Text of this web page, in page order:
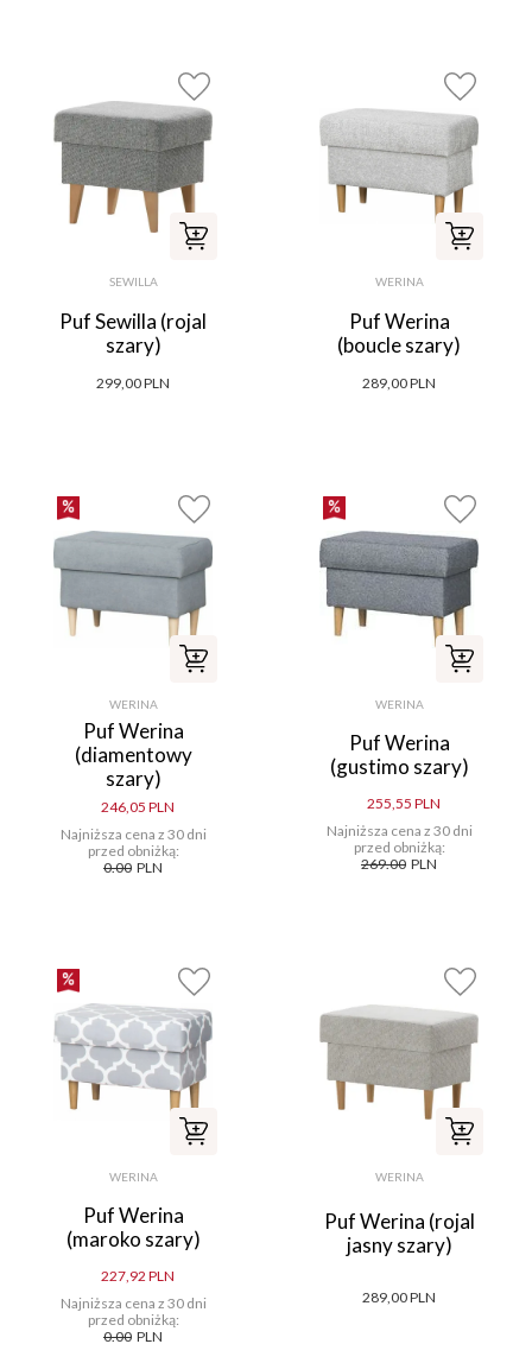
SEWILLA
Puf Sewilla (rojal
szary)
299,00 PLN
WERINA
Puf Werina
(boucle szary)
289,00 PLN
WERINA
Puf Werina
(diamentowy
szary)
246,05 PLN
Najniższa cena z 30 dni
przed obniżką:
0.00 PLN
WERINA
Puf Werina
(gustimo szary)
255,55 PLN
Najniższa cena z 30 dni
przed obniżką:
269.00 PLN
WERINA
Puf Werina
(maroko szary)
227,92 PLN
Najniższa cena z 30 dni
przed obniżką:
0.00 PLN
WERINA
Puf Werina (rojal
jasny szary)
289,00 PLN